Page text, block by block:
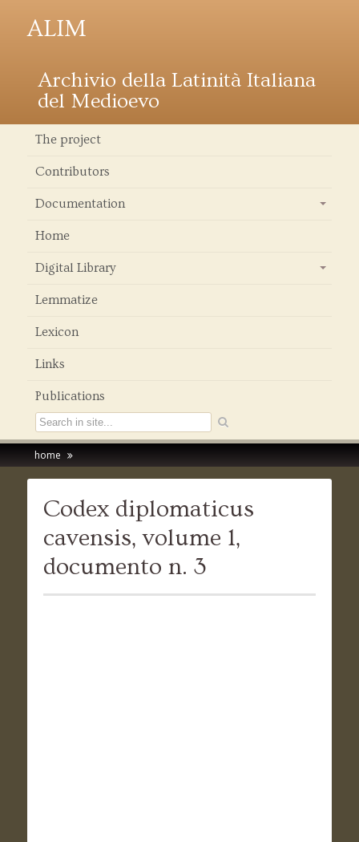
ALIM
Archivio della Latinità Italiana
del Medioevo
The project
Contributors
Documentation
Home
Digital Library
Lemmatize
Lexicon
Links
Publications
home
Codex diplomaticus
cavensis, volume 1,
documento n. 3